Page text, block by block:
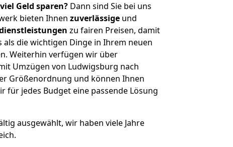
viel Geld sparen? Dann sind Sie bei uns
bieten Ihnen zuverlässige und
zu fairen Preisen, damit
als die wichtigen Dinge in Ihrem neuen
Weiterhin verfügen wir über
Umzügen von Ludwigsburg nach
Größenordnung und können Ihnen
für jedes Budget eine passende Lösung
ausgewählt, wir haben viele Jahre